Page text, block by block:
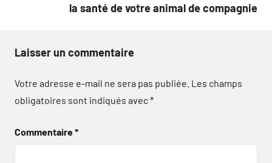
la santé de votre animal de compagnie
Laisser un commentaire
Votre adresse e-mail ne sera pas publiée. Les champs
obligatoires sont indiqués avec*
Commentaire*